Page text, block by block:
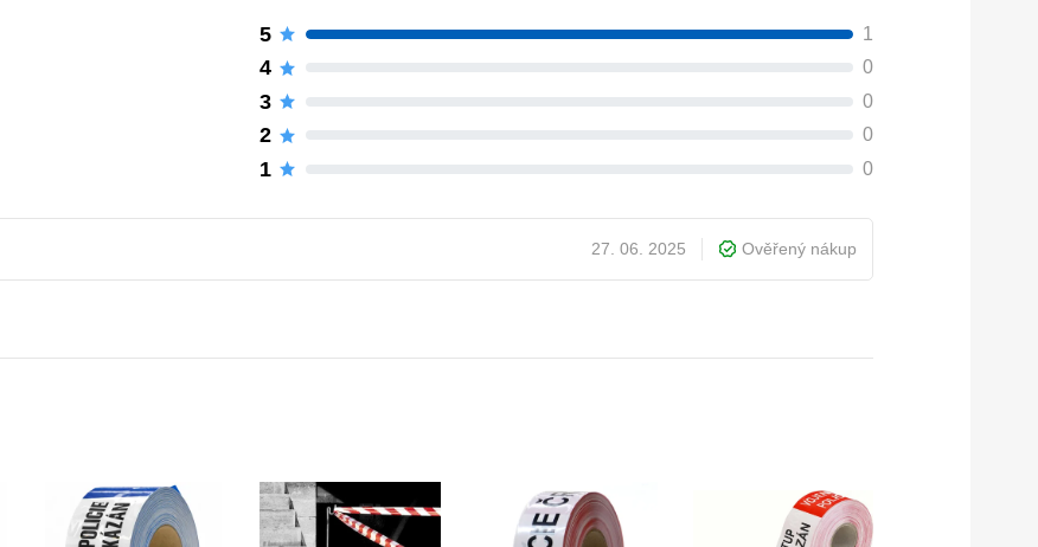
5 1
4 0
3 0
2 0
1 0
27. 06. 2025 Ověřený nákup